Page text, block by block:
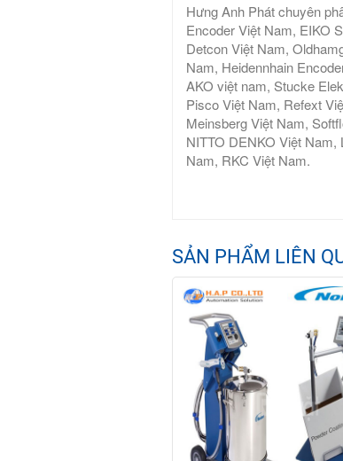
Hưng Anh Phát chuyên
Encoder Việt Nam, EIKO
Detcon Việt Nam,
Nam, Heidennhain
AKO việt nam, Stucke
Pisco Việt Nam, Refext
Meinsberg Việt Nam,
NITTO DENKO Việt
Nam, RKC Việt Nam.
SẢN PHẨM LIÊN